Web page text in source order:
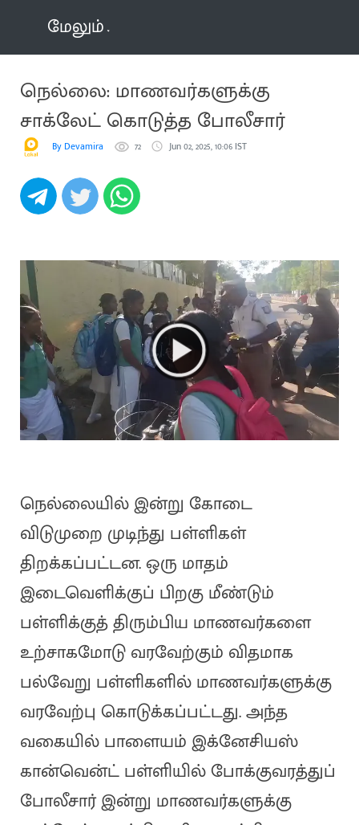
மேலும்
நெல்லை: மாணவர்களுக்கு
சாக்லேட் கொடுத்த போலீசார்
By Devamira 72 Jun 02, 2025, 10:06 IST
நெல்லையில் இன்று கோடை
விடுமுறை முடிந்து பள்ளிகள்
திறக்கப்பட்டன. ஒரு மாதம்
இடைவெளிக்குப் பிறகு மீண்டும்
பள்ளிக்குத் திரும்பிய மாணவர்களை
உற்சாகமோடு வரவேற்கும் விதமாக
பல்வேறு பள்ளிகளில் மாணவர்களுக்கு
வரவேற்பு கொடுக்கப்பட்டது. அந்த
வகையில் பாளையம் இக்னேசியஸ்
கான்வென்ட் பள்ளியில் போக்குவரத்துப்
போலீசார் இன்று மாணவர்களுக்கு